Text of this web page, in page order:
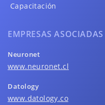
Capacitación
EMPRESAS ASOCIADAS
Neuronet
www.neuronet.cl
Datology
www.datology.co